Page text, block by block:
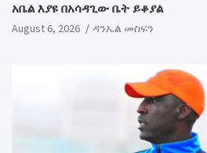
አቤል እያዩ በአሳዳጊው ቤት ይቆያል
August 6, 2026 ዳንኤል መስፍን